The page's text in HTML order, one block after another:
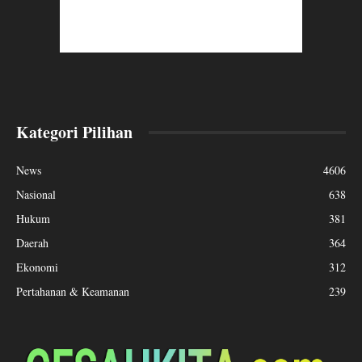
Kategori Pilihan
News
4606
Nasional
638
Hukum
381
Daerah
364
Ekonomi
312
Pertahanan & Keamanan
239